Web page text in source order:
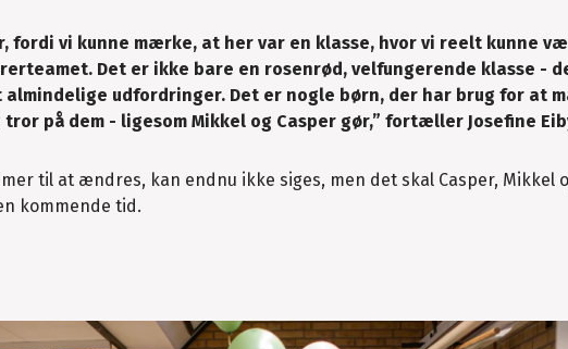
fordi vi kunne mærke, at her var en klasse, hvor vi reelt kunne
Det er ikke bare en rosenrød, velfungerende klasse -
almindelige udfordringer. Det er nogle børn, der har brug for at
på dem - ligesom Mikkel og Casper gør,” fortæller Josefine
til at ændres, kan endnu ikke siges, men det skal Casper, Mikkel
kommende tid.